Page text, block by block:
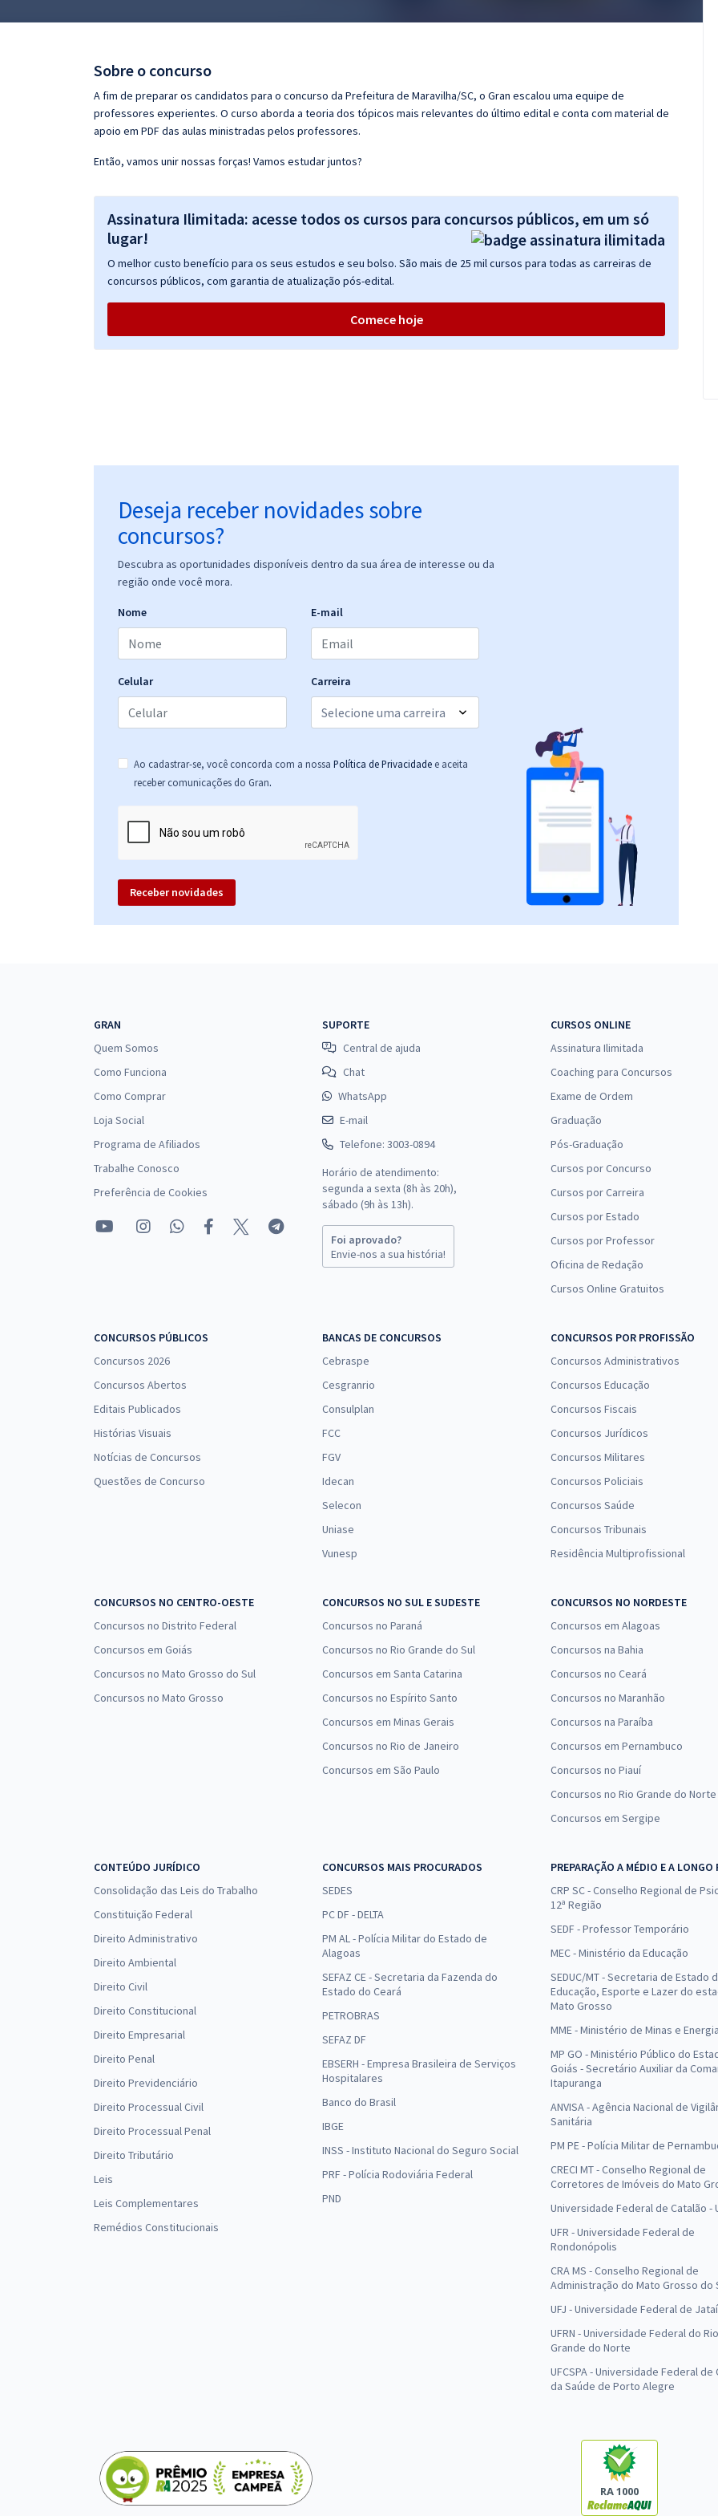
Questões grátis
Conteúdo gratuito
Sobre o concurso
A fim de preparar os candidatos para o concurso da Prefeitura de Maravilha/SC, o Gran escalou uma equipe de
professores experientes. O curso aborda a teoria dos tópicos mais relevantes do último edital e conta com material de
apoio em PDF das aulas ministradas pelos professores.
Então, vamos unir nossas forças! Vamos estudar juntos?
Assinatura Ilimitada: acesse todos os cursos para concursos públicos, em um só
lugar!
O melhor custo benefício para os seus estudos e seu bolso. São mais de 25 mil cursos para todas as carreiras de
concursos públicos, com garantia de atualização pós-edital.
Comece hoje
Deseja receber novidades sobre
concursos?
Descubra as oportunidades disponíveis dentro da sua área de interesse ou da
região onde você mora.
Nome E-mail
Celular Carreira
Ao cadastrar-se, você concorda com a nossa Política de Privacidade e aceita
receber comunicações do Gran.
Receber novidades
GRAN
Quem Somos
Como Funciona
Como Comprar
Loja Social
Programa de Afiliados
Trabalhe Conosco
Preferência de Cookies
SUPORTE
Central de ajuda
Chat
WhatsApp
E-mail
Telefone: 3003-0894
Horário de atendimento:
segunda a sexta (8h às 20h),
sábado (9h às 13h).
Foi aprovado?
Envie-nos a sua história!
CURSOS ONLINE
Assinatura Ilimitada
Coaching para Concursos
Exame de Ordem
Graduação
Pós-Graduação
Cursos por Concurso
Cursos por Carreira
Cursos por Estado
Cursos por Professor
Oficina de Redação
Cursos Online Gratuitos
CONCURSOS PÚBLICOS
Concursos 2026
Concursos Abertos
Editais Publicados
Histórias Visuais
Notícias de Concursos
Questões de Concurso
BANCAS DE CONCURSOS
Cebraspe
Cesgranrio
Consulplan
FCC
FGV
Idecan
Selecon
Uniase
Vunesp
CONCURSOS POR PROFISSÃO
Concursos Administrativos
Concursos Educação
Concursos Fiscais
Concursos Jurídicos
Concursos Militares
Concursos Policiais
Concursos Saúde
Concursos Tribunais
Residência Multiprofissional
CONCURSOS NO CENTRO-OESTE
Concursos no Distrito Federal
Concursos em Goiás
Concursos no Mato Grosso do Sul
Concursos no Mato Grosso
CONCURSOS NO SUL E SUDESTE
Concursos no Paraná
Concursos no Rio Grande do Sul
Concursos em Santa Catarina
Concursos no Espírito Santo
Concursos em Minas Gerais
Concursos no Rio de Janeiro
Concursos em São Paulo
CONCURSOS NO NORDESTE
Concursos em Alagoas
Concursos na Bahia
Concursos no Ceará
Concursos no Maranhão
Concursos na Paraíba
Concursos em Pernambuco
Concursos no Piauí
Concursos no Rio Grande do Norte
Concursos em Sergipe
CONTEÚDO JURÍDICO
Consolidação das Leis do Trabalho
Constituição Federal
Direito Administrativo
Direito Ambiental
Direito Civil
Direito Constitucional
Direito Empresarial
Direito Penal
Direito Previdenciário
Direito Processual Civil
Direito Processual Penal
Direito Tributário
Leis
Leis Complementares
Remédios Constitucionais
CONCURSOS MAIS PROCURADOS
SEDES
PC DF - DELTA
PM AL - Polícia Militar do Estado de
Alagoas
SEFAZ CE - Secretaria da Fazenda do
Estado do Ceará
PETROBRAS
SEFAZ DF
EBSERH - Empresa Brasileira de Serviços
Hospitalares
Banco do Brasil
IBGE
INSS - Instituto Nacional do Seguro Social
PRF - Polícia Rodoviária Federal
PND
PREPARAÇÃO A MÉDIO E A LONGO
CRP SC - Conselho Regional de
12ª Região
SEDF - Professor Temporário
MEC - Ministério da Educação
SEDUC/MT - Secretaria de Estado
Educação, Esporte e Lazer do
Mato Grosso
MME - Ministério de Minas e
MP GO - Ministério Público do
Goiás - Secretário Auxiliar da
Itapuranga
ANVISA - Agência Nacional de
Sanitária
PM PE - Polícia Militar de
CRECI MT - Conselho Regional de
Corretores de Imóveis do Mato
Universidade Federal de Catalão -
UFR - Universidade Federal de
Rondonópolis
CRA MS - Conselho Regional de
Administração do Mato Grosso do
UFJ - Universidade Federal de Jataí
UFRN - Universidade Federal do Rio
Grande do Norte
UFCSPA - Universidade Federal de
da Saúde de Porto Alegre
RA 1000